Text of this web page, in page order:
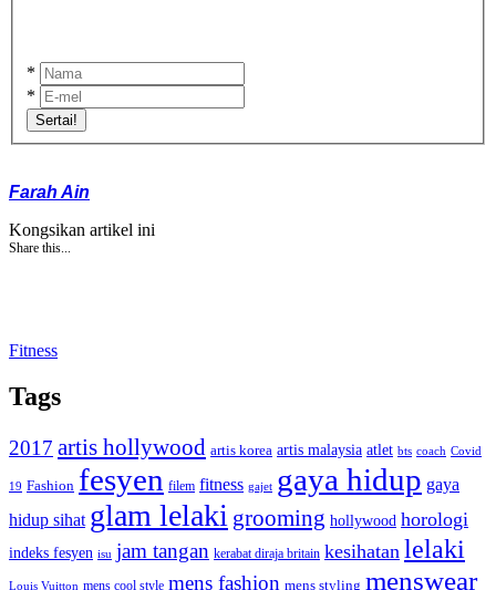
*
*
Sertai!
Farah Ain
Kongsikan artikel ini
Share this...
Fitness
Tags
2017 artis hollywood artis korea artis malaysia atlet bts coach Covid
19 Fashion fesyen filem fitness gajet gaya hidup gaya
hidup sihat glam lelaki grooming hollywood horologi
indeks fesyen isu jam tangan kerabat diraja britain kesihatan lelaki
Louis Vuitton mens cool style mens fashion mens styling menswear